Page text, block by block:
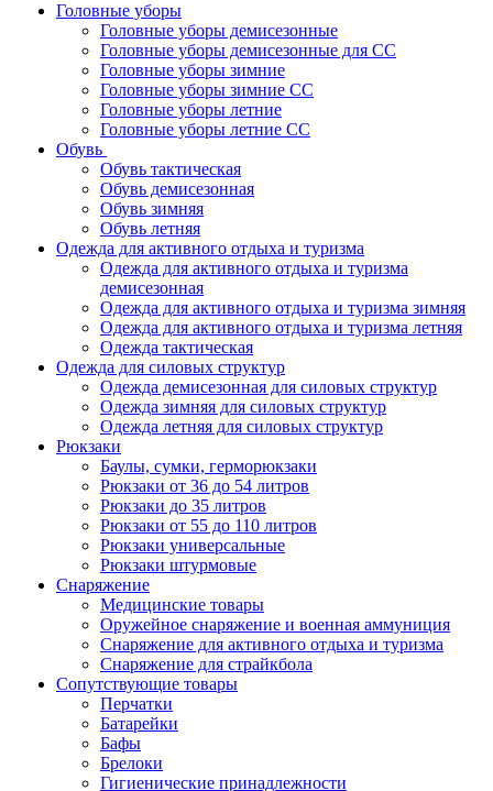
Головные уборы
Головные уборы демисезонные
Головные уборы демисезонные для СС
Головные уборы зимние
Головные уборы зимние СС
Головные уборы летние
Головные уборы летние СС
Обувь
Обувь тактическая
Обувь демисезонная
Обувь зимняя
Обувь летняя
Одежда для активного отдыха и туризма
Одежда для активного отдыха и туризма
демисезонная
Одежда для активного отдыха и туризма зимняя
Одежда для активного отдыха и туризма летняя
Одежда тактическая
Одежда для силовых структур
Одежда демисезонная для силовых структур
Одежда зимняя для силовых структур
Одежда летняя для силовых структур
Рюкзаки
Баулы, сумки, герморюкзаки
Рюкзаки от 36 до 54 литров
Рюкзаки до 35 литров
Рюкзаки от 55 до 110 литров
Рюкзаки универсальные
Рюкзаки штурмовые
Снаряжение
Медицинские товары
Оружейное снаряжение и военная аммуниция
Снаряжение для активного отдыха и туризма
Снаряжение для страйкбола
Сопутствующие товары
Перчатки
Батарейки
Бафы
Брелоки
Гигиенические принадлежности